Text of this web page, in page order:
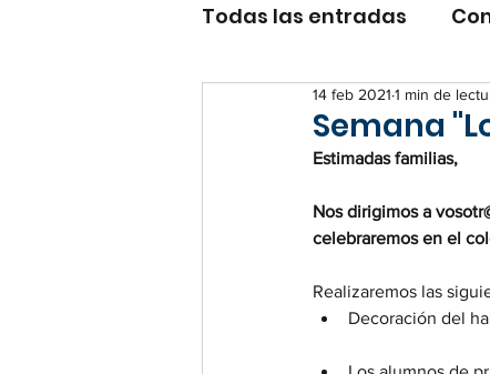
Todas las entradas
Semana
14 feb 2021 1 min de
Estimadas familias,
Nos dirigimos a
celebraremos en el
Realizaremos las
Decoración del